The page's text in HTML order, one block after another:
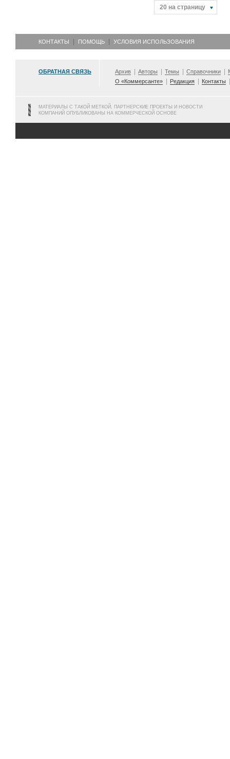
20 на страницу
КОНТАКТЫ ПОМОЩЬ УСЛОВИЯ ИСПОЛЬЗОВАНИЯ
ОБРАТНАЯ СВЯЗЬ Архив Авторы Темы Справочники
О «Коммерсанте»
Редакция Контакты
МАТЕРИАЛЫ С ТАКОЙ МЕТКОЙ, ПАРТНЕРСКИЕ ПРОЕКТЫ И НОВОСТИ
КОМПАНИЙ ОПУБЛИКОВАНЫ НА КОММЕРЧЕСКОЙ ОСНОВЕ